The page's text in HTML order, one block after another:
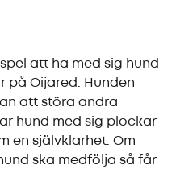
att ha med sig hund
på Öijared. Hunden
att störa andra
hund med sig plockar
en självklarhet. Om
ska medfölja så får